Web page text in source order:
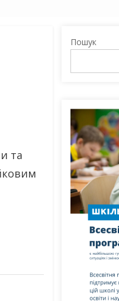
та
Пошук